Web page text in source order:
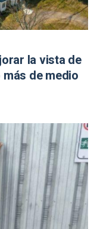
la vista de
de medio